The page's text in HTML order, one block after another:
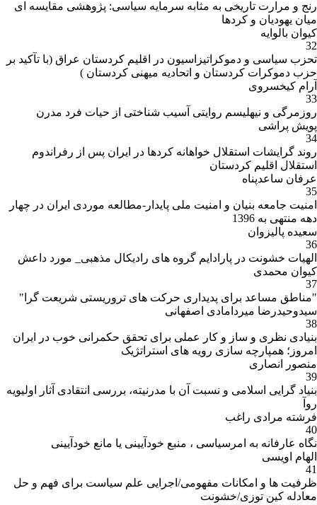
رنج و مرارت تاریخی به مثابه سرمایه سیاسی: پژوهشی مقایسه ای
میان یهودیان و کردها
کیوان بالوایه
32
تحزب سیاسی و دموکراتیزاسیون در اقلیم کردستان عراق (با تآکید بر
حزب دموکرات کردستان و اتحادیه میهنی کردستان )
آرام کیخسروی
33
روزمرگی و نیهلیسم روایتی آسیب شناختی از حیات فرد مدرن
پویش پراشی
34
روند گرایشات استقلال خواهانه کردها در ایران پس از رفراندوم
استقلال اقلیم کردستان
عرفان ساعدپناه
35
امنیت جامعه بنیان و امنیت ملی پایدار-مطالعه موردی ایران در چهار
دهه منتهی به 1396
سعیده پالیزوان
36
الهیات خشونت در پارادایم گروه های رادیکال مذهبی_ مورد داعش
کیوان محمدی
37
"مناطق مساعد برای پدیداری حرکت های تروریستی شریعت گرا"
سیدوحیدرضا میردامادی اصفهانی
38
بنیادی نظری و ساز و کار عملی برای تحقق حکمرانی خوب در ایران
امروز؛ همپارچه سازی رویه های استراتژیک
منصور انصاری
39
بنیاد گرایی اسلامی و نسبت آن با مدرنیته، بررسی انتقادی آثار اولیویه
روآ
فرشته مرادی راغب
40
نگاه عارفانه به امرسیاسی ، منبع خودآیینی یا مانع خودآیینی
الهام اویسی
41
ظرفیت ها و امکانات مفهومی/اجرایی علم سیاست برای فهم و حل
معادله کین توزی/خشونت